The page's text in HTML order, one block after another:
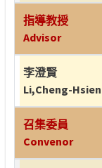
指導教授
Advisor
李澄賢
Li,Cheng-Hsien
召集委員
Convenor